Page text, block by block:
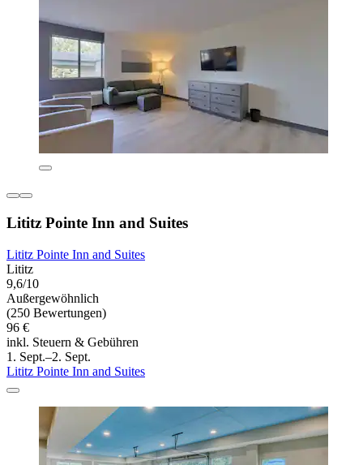
Lititz Pointe Inn and Suites
Lititz Pointe Inn and Suites
Lititz
9,6/10
Außergewöhnlich
(250 Bewertungen)
96 €
inkl. Steuern & Gebühren
1. Sept.–2. Sept.
Lititz Pointe Inn and Suites